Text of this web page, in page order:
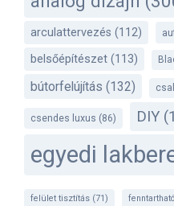
arculattervezés (112)
belsőépítészet (113)
bútorfelújítás (132)
csendes luxus (86) DIY
egyedi
felület tisztítás (71)